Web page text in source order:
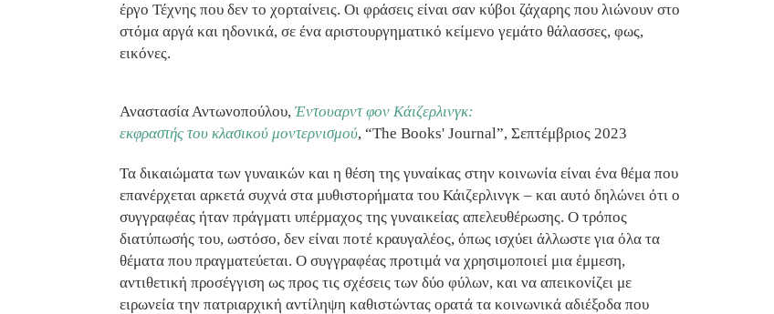
έργο Τέχνης που δεν το χορταίνεις. Οι φράσεις είναι σαν κύβοι ζάχαρης που λιώνουν στο
στόμα αργά και ηδονικά, σε ένα αριστουργηματικό κείμενο γεμάτο θάλασσες, φως,
εικόνες.
Αναστασία Αντωνοπούλου, Έντουαρντ φον Κάιζερλινγκ:
εκφραστής του κλασικού μοντερνισμού, “The Books' Journal”, Σεπτέμβριος 2023
Τα δικαιώματα των γυναικών και η θέση της γυναίκας στην κοινωνία είναι ένα θέμα που
επανέρχεται αρκετά συχνά στα μυθιστορήματα του Κάιζερλινγκ – και αυτό δηλώνει ότι ο
συγγραφέας ήταν πράγματι υπέρμαχος της γυναικείας απελευθέρωσης. Ο τρόπος
διατύπωσής του, ωστόσο, δεν είναι ποτέ κραυγαλέος, όπως ισχύει άλλωστε για όλα τα
θέματα που πραγματεύεται. Ο συγγραφέας προτιμά να χρησιμοποιεί μια έμμεση,
αντιθετική προσέγγιση ως προς τις σχέσεις των δύο φύλων, και να απεικονίζει με
ειρωνεία την πατριαρχική αντίληψη καθιστώντας ορατά τα κοινωνικά αδιέξοδα που